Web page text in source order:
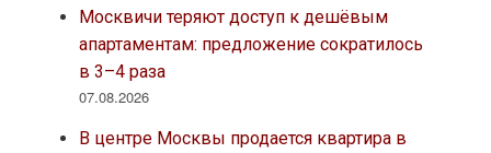
Москвичи теряют доступ к дешёвым
апартаментам: предложение сократилось
в 3–4 раза
07.08.2026
В центре Москвы продается квартира в